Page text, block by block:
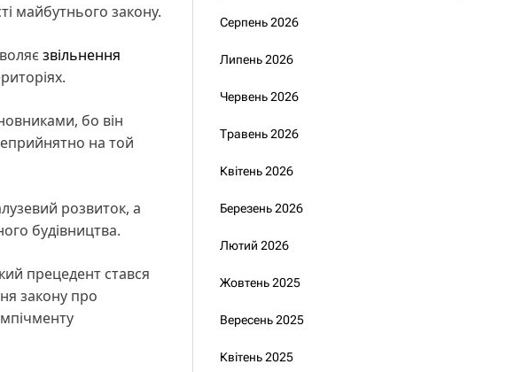
майбутнього закону.
звільнення
бо він
на той
розвиток, а
будівництва.
прецедент стався
закону про
Серпень 2026
Липень 2026
Червень 2026
Травень 2026
Квітень 2026
Березень 2026
Лютий 2026
Жовтень 2025
Вересень 2025
Квітень 2025